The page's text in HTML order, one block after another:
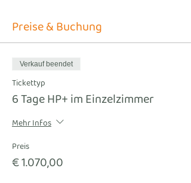
Preise & Buchung
Verkauf beendet
Tickettyp
6 Tage HP+ im Einzelzimmer
Mehr Infos
Preis
€ 1.070,00